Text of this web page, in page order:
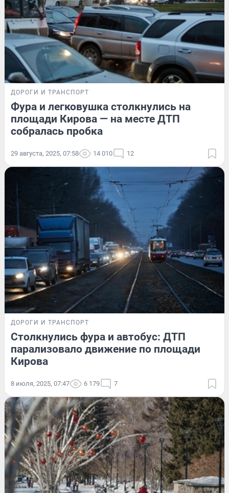
ДОРОГИ И ТРАНСПОРТ
Фура и легковушка столкнулись на
площади Кирова — на месте ДТП
собралась пробка
29 августа, 2025, 07:58 14 010 12
ДОРОГИ И ТРАНСПОРТ
Столкнулись фура и автобус: ДТП
парализовало движение по площади
Кирова
8 июля, 2025, 07:47 6 179 7